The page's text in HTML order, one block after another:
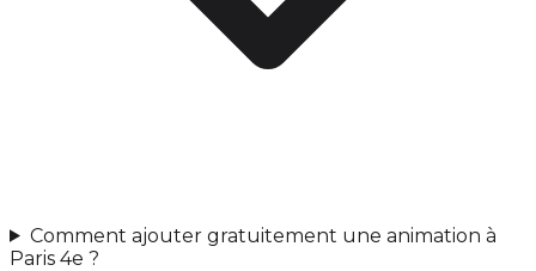
Comment ajouter gratuitement une animation à
Paris 4e ?